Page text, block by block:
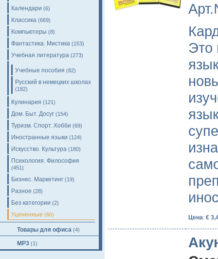
Календари (6)
Классика (669)
Компьютеры (8)
Фантастика. Мистика (153)
Учебная литература (273)
Учебные пособия (82)
Русский в немецких школах
(182)
Кулинария (121)
Дом. Быт. Досуг (154)
Туризм. Спорт. Хобби (69)
Иностранные языки (124)
Искусство. Культура (180)
Психология. Философия
(451)
Бизнес. Маркетинг (19)
Разное (28)
Без категории (2)
Уцененные (66)
Товары для офиса (4)
MP3 (1)
Это
Цена: €